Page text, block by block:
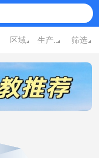
区域 生产制造 筛选